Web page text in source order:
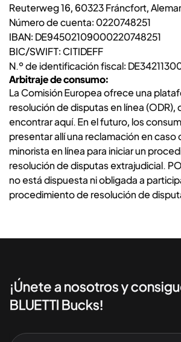
Reuterweg 16, 60323 Fráncfort,
Número de cuenta: 0220748251
IBAN: DE94502109000220748251
BIC/SWIFT: CITIDEFF
N.º de identificación fiscal:
Arbitraje de consumo:
La Comisión Europea ofrece una
resolución de disputas en línea (ODR),
encontraraquí. En el futuro, los
presentar allí una reclamación en caso
minorista en línea para iniciar un
resolución de disputas extrajudicial.
no está dispuesta ni obligada a
procedimiento de resolución de
¡Únete a nosotros y
BLUETTI Bucks!